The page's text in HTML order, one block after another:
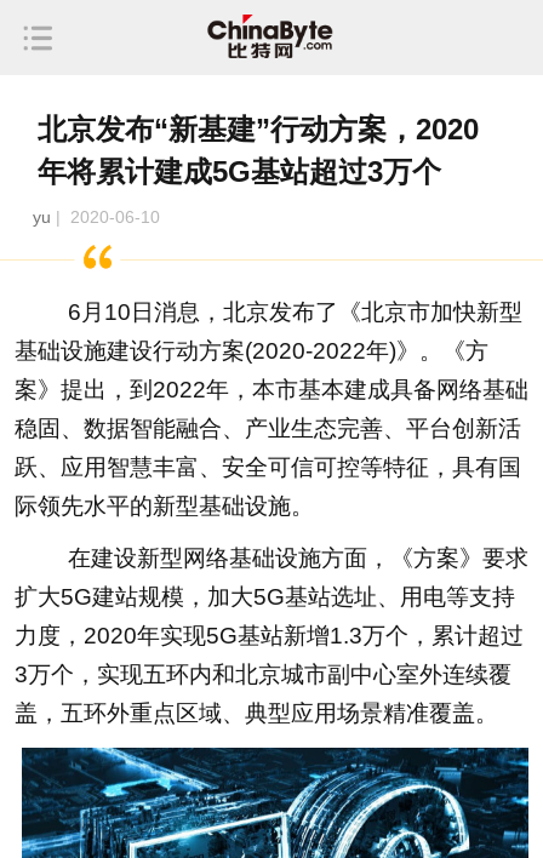
北京发布“新基建”行动方案，2020
年将累计建成5G基站超过3万个
yu | 2020-06-10
6月10日消息，北京发布了《北京市加快新型
基础设施建设行动方案(2020-2022年)》。《方
案》提出，到2022年，本市基本建成具备网络基础
稳固、数据智能融合、产业生态完善、平台创新活
跃、应用智慧丰富、安全可信可控等特征，具有国
际领先水平的新型基础设施。
在建设新型网络基础设施方面，《方案》要求
扩大5G建站规模，加大5G基站选址、用电等支持
力度，2020年实现5G基站新增1.3万个，累计超过
3万个，实现五环内和北京城市副中心室外连续覆
盖，五环外重点区域、典型应用场景精准覆盖。